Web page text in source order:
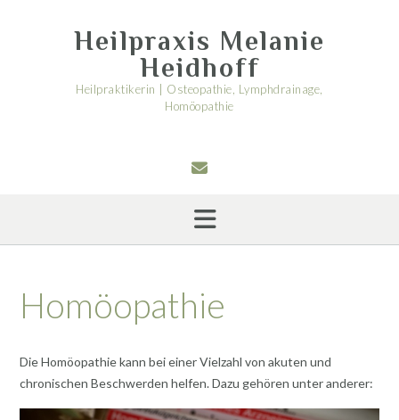
Heilpraxis Melanie
Heidhoff
Heilpraktikerin | Osteopathie, Lymphdrainage,
Homöopathie
Homöopathie
Die Homöopathie kann bei einer Vielzahl von akuten und
chronischen Beschwerden helfen. Dazu gehören unter anderer: